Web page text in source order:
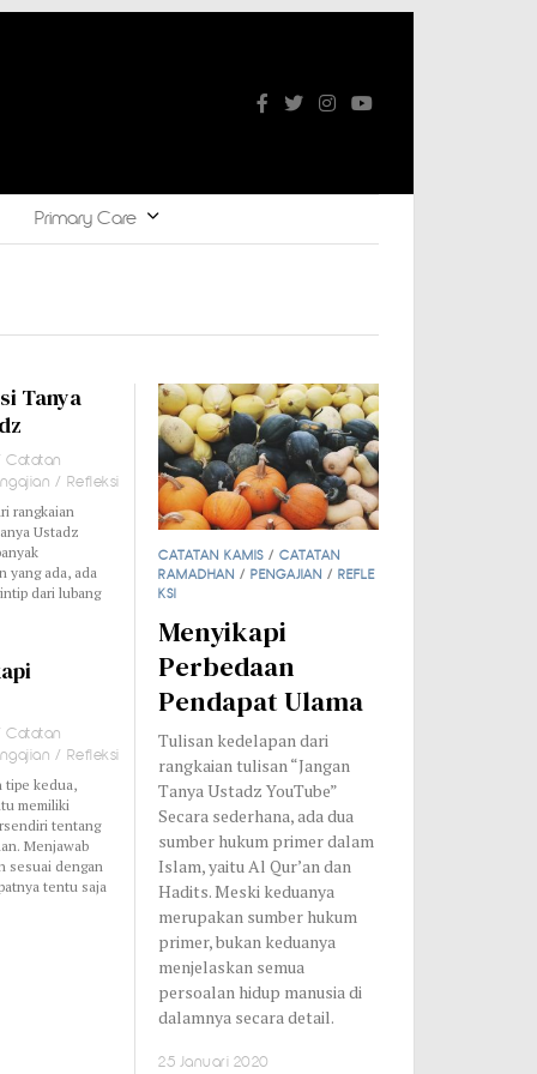
Primary Care
CATATAN KAMIS / CATATAN
RAMADHAN / PENGAJIAN / REFLE
KSI
Menyikapi
Perbedaan
Pendapat Ulama
Tulisan kedelapan dari
rangkaian tulisan “Jangan
Tanya Ustadz YouTube”
Secara sederhana, ada dua
sumber hukum primer dalam
Islam, yaitu Al Qur’an dan
Hadits. Meski keduanya
merupakan sumber hukum
primer, bukan keduanya
menjelaskan semua
persoalan hidup manusia di
dalamnya secara detail.
25 Januari 2020
Tanya
Catatan
/ Refleksi
rangkaian
Ustadz
yang ada, ada
dari lubang
Catatan
/ Refleksi
tipe kedua,
memiliki
tentang
Menjawab
sesuai dengan
tentu saja